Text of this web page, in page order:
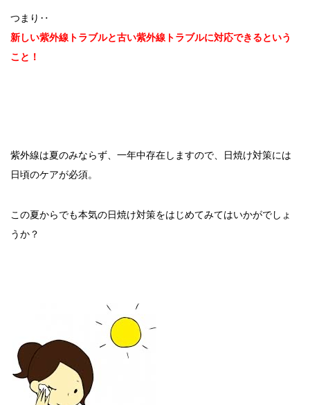
つまり‥
新しい紫外線トラブルと古い紫外線トラブルに対応できるという
こと！
紫外線は夏のみならず、一年中存在しますので、日焼け対策には
日頃のケアが必須。
この夏からでも本気の日焼け対策をはじめてみてはいかがでしょ
うか？